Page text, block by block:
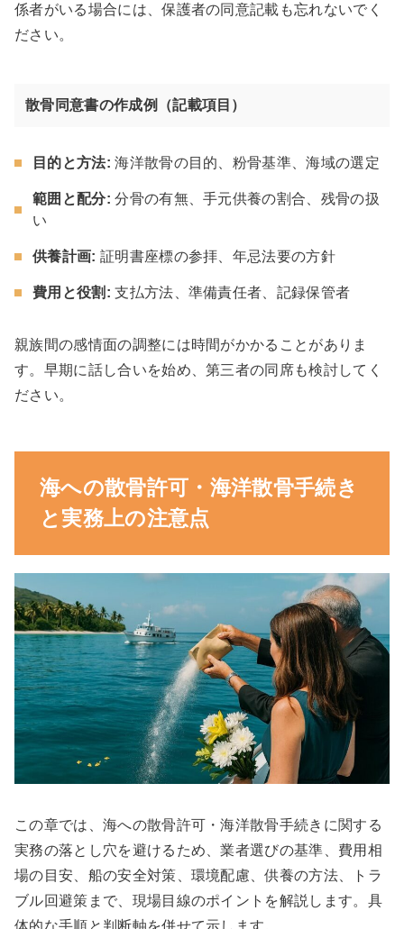
係者がいる場合には、保護者の同意記載も忘れないでく
ださい。
散骨同意書の作成例（記載項目）
目的と方法: 海洋散骨の目的、粉骨基準、海域の選定
範囲と配分: 分骨の有無、手元供養の割合、残骨の扱
い
供養計画: 証明書座標の参拝、年忌法要の方針
費用と役割: 支払方法、準備責任者、記録保管者
親族間の感情面の調整には時間がかかることがありま
す。早期に話し合いを始め、第三者の同席も検討してく
ださい。
海への散骨許可・海洋散骨手続き
と実務上の注意点
この章では、海への散骨許可・海洋散骨手続きに関する
実務の落とし穴を避けるため、業者選びの基準、費用相
場の目安、船の安全対策、環境配慮、供養の方法、トラ
ブル回避策まで、現場目線のポイントを解説します。具
体的な手順と判断軸を併せて示します。